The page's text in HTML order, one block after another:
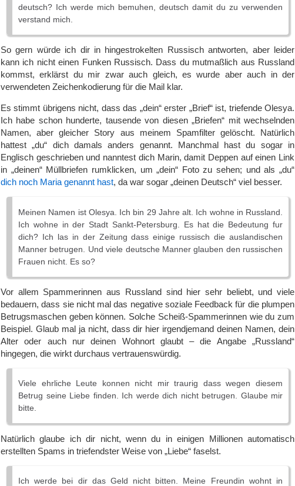
deutsch? Ich werde mich bemuhen, deutsch damit du zu verwenden
verstand mich.
So gern würde ich dir in hingestrokelten Russisch antworten, aber leider
kann ich nicht einen Funken Russisch. Dass du mutmaßlich aus Russland
kommst, erklärst du mir zwar auch gleich, es wurde aber auch in der
verwendeten Zeichenkodierung für die Mail klar.
Es stimmt übrigens nicht, dass das „dein“ erster „Brief“ ist, triefende Olesya.
Ich habe schon hunderte, tausende von diesen „Briefen“ mit wechselnden
Namen, aber gleicher Story aus meinem Spamfilter gelöscht. Natürlich
hattest „du“ dich damals anders genannt. Manchmal hast du sogar in
Englisch geschrieben und nanntest dich Marin, damit Deppen auf einen Link
in „deinen“ Müllbriefen rumklicken, um „dein“ Foto zu sehen; und als „du“
dich noch Maria genannt hast, da war sogar „deinen Deutsch“ viel besser.
Meinen Namen ist Olesya. Ich bin 29 Jahre alt. Ich wohne in Russland.
Ich wohne in der Stadt Sankt-Petersburg. Es hat die Bedeutung fur
dich? Ich las in der Zeitung dass einige russisch die auslandischen
Manner betrugen. Und viele deutsche Manner glauben den russischen
Frauen nicht. Es so?
Vor allem Spammerinnen aus Russland sind hier sehr beliebt, und viele
bedauern, dass sie nicht mal das negative soziale Feedback für die plumpen
Betrugsmaschen geben können. Solche Scheiß-Spammerinnen wie du zum
Beispiel. Glaub mal ja nicht, dass dir hier irgendjemand deinen Namen, dein
Alter oder auch nur deinen Wohnort glaubt – die Angabe „Russland“
hingegen, die wirkt durchaus vertrauenswürdig.
Viele ehrliche Leute konnen nicht mir traurig dass wegen diesem
Betrug seine Liebe finden. Ich werde dich nicht betrugen. Glaube mir
bitte.
Natürlich glaube ich dir nicht, wenn du in einigen Millionen automatisch
erstellten Spams in triefendster Weise von „Liebe“ faselst.
Ich werde bei dir das Geld nicht bitten. Meine Freundin wohnt in